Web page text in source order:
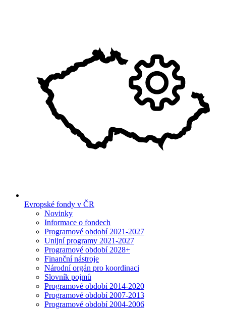
Evropské fondy v ČR
Novinky
Informace o fondech
Programové období 2021-2027
Unijní programy 2021-2027
Programové období 2028+
Finanční nástroje
Národní orgán pro koordinaci
Slovník pojmů
Programové období 2014-2020
Programové období 2007-2013
Programové období 2004-2006